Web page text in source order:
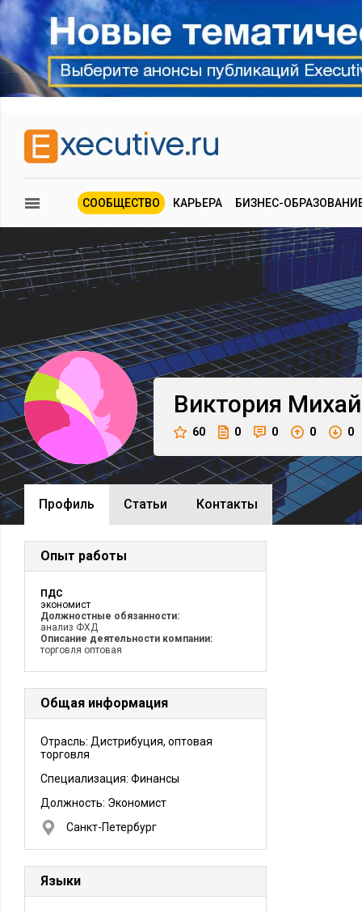
СООБЩЕСТВО КАРЬЕРА БИЗНЕС-
Виктория
60 0 0 0 0
Профиль Cтатьи Контакты
Опыт работы
ПДС
экономист
Должностные обязанности:
анализ ФХД
Описание деятельности компании:
торговля оптовая
Общая информация
Отрасль: Дистрибуция, оптовая
торговля
Специализация: Финансы
Должность: Экономист
Санкт-Петербург
Языки